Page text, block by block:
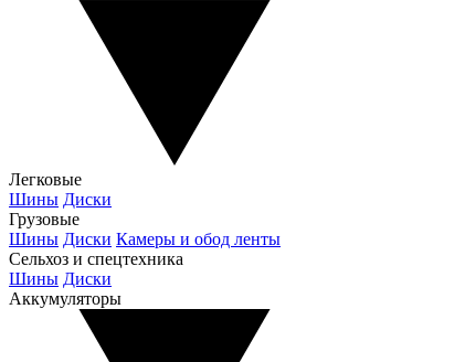
Легковые
Шины Диски
Грузовые
Шины Диски Камеры и обод ленты
Сельхоз и спецтехника
Шины Диски
Аккумуляторы